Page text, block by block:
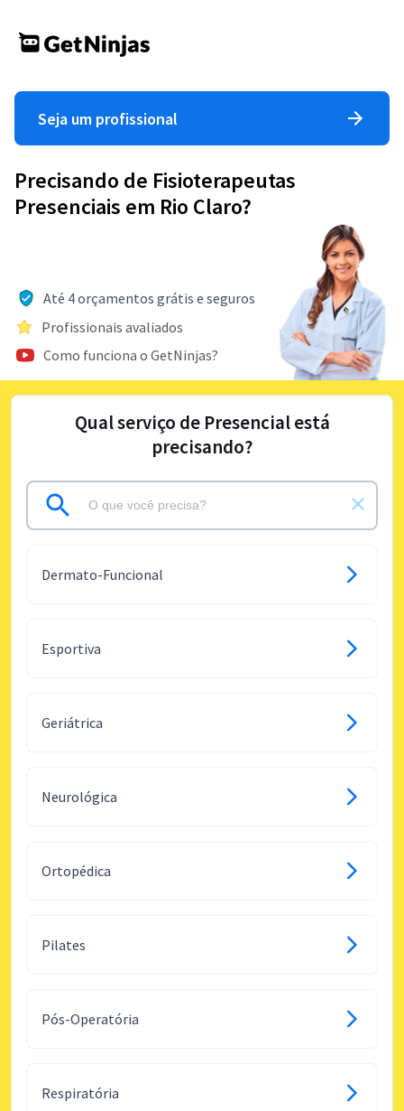
Seja um profissional
Precisando de Fisioterapeutas
Presenciais em Rio Claro?
Até 4 orçamentos grátis e seguros
Profissionais avaliados
Como funciona o GetNinjas?
Qual serviço de Presencial está
precisando?
Dermato-Funcional
Esportiva
Geriátrica
Neurológica
Ortopédica
Pilates
Pós-Operatória
Respiratória